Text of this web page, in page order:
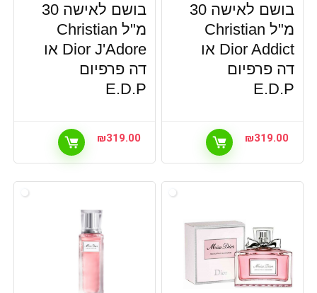
בושם לאישה 30
מ"ל Christian
Dior Addict או
דה פרפיום
E.D.P
₪319.00
בושם לאישה 30
מ"ל Christian
Dior J'Adore או
דה פרפיום
E.D.P
₪319.00